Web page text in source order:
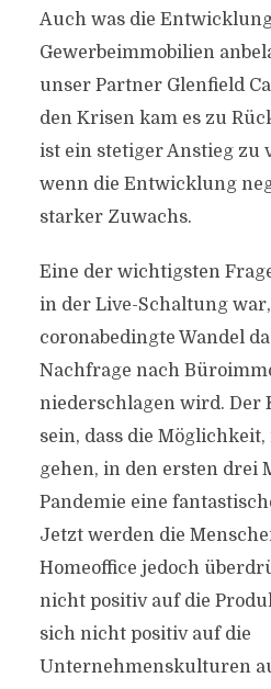
Auch was die
Gewerbeimmobilien
unser Partner Glenfield
den Krisen kam es zu
ist ein stetiger Anstieg zu
wenn die Entwicklung
starker Zuwachs.
Eine der wichtigsten
in der Live-Schaltung
coronabedingte Wandel
Nachfrage nach
niederschlagen wird. Der
sein, dass die
gehen, in den ersten drei
Pandemie eine
Jetzt werden die
Homeoffice jedoch
nicht positiv auf die
sich nicht positiv auf die
Unternehmenskulturen